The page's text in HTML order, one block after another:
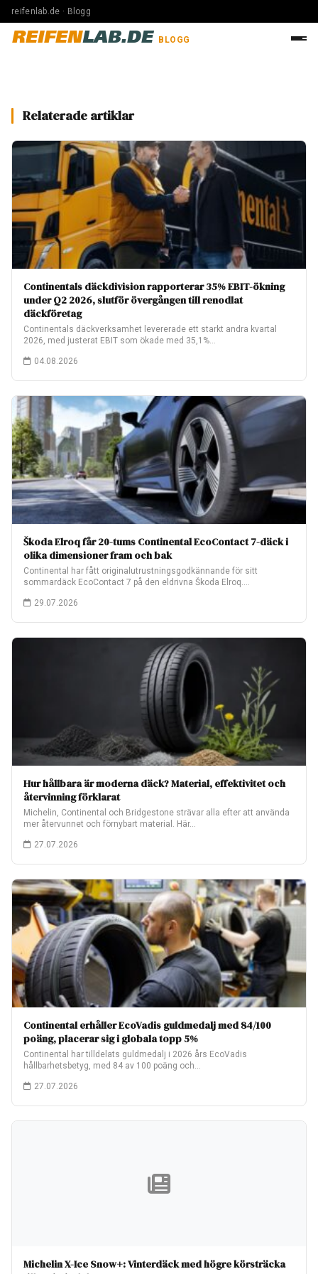
reifenlab.de · Blogg
REIFENLAB.DE BLOGG
Relaterade artiklar
Continentals däckdivision rapporterar 35% EBIT-ökning
under Q2 2026, slutför övergången till renodlat
däckföretag
Continentals däckverksamhet levererade ett starkt andra kvartal
2026, med justerat EBIT som ökade med 35,1%…
04.08.2026
Škoda Elroq får 20-tums Continental EcoContact 7-däck i
olika dimensioner fram och bak
Continental har fått originalutrustningsgodkännande för sitt
sommardäck EcoContact 7 på den eldrivna Škoda Elroq.
29.07.2026
Hur hållbara är moderna däck? Material, effektivitet och
återvinning förklarat
Michelin, Continental och Bridgestone strävar alla efter att använda
mer återvunnet och förnybart material. Här…
27.07.2026
Continental erhåller EcoVadis guldmedalj med 84/100
poäng, placerar sig i globala topp 5%
Continental har tilldelats guldmedalj i 2026 års EcoVadis
hållbarhetsbetyg, med 84 av 100 poäng och…
27.07.2026
Michelin X-Ice Snow+: Vinterdäck med högre körsträcka